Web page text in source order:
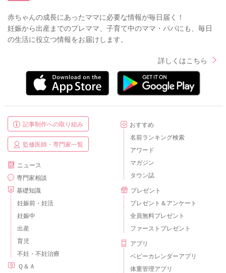
赤ちゃんの成長にあったママに必要な情報が毎日届く！
妊娠から出産までのプレママ、子育て中のママ・パパにも、毎日
の生活に役立つ情報をお届けします。
詳しくはこちら
記事制作への取り組み
監修医師・専門家一覧
ニュース
専門家相談
基礎知識
妊娠前・妊活
妊娠中
出産
育児
不妊・不妊治療
Ｑ＆Ａ
おすすめ
名前ランキング検索
アワード
マガジン
タウン誌
プレゼント
プレゼント＆アンケート
全員無料プレゼント
ファーストプレゼント
アプリ
ベビーカレンダーアプリ
体重管理アプリ